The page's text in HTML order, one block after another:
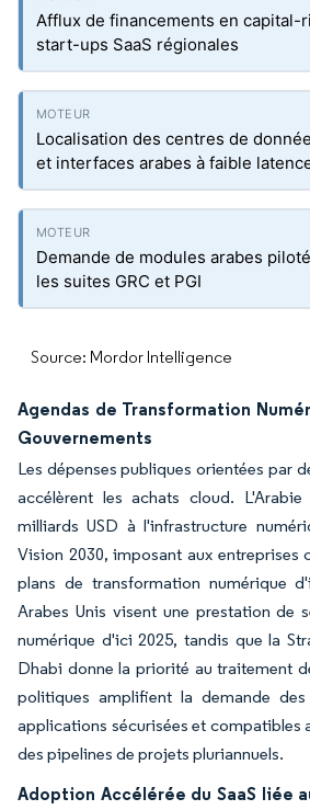
Afflux de financements en capital-
start-ups SaaS régionales
Localisation des centres de
et interfaces arabes à faible
Demande de modules arabes
les suites GRC et PGI
Source: Mordor Intelligence
Agendas de Transformation
Gouvernements
Les dépenses publiques orientées par
accélèrent les achats cloud.
milliards USD à l'infrastructure
Vision 2030, imposant aux entreprises
plans de transformation numérique
Arabes Unis visent une prestation de
numérique d'ici 2025, tandis que la
Dhabi donne la priorité au traitement
politiques amplifient la demande
applications sécurisées et compatibles
des pipelines de projets pluriannuels.
Adoption Accélérée du SaaS liée